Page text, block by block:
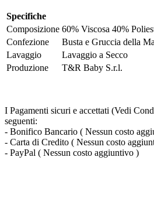
Specifiche
Composizione 60% Viscosa 40%
Confezione
Busta e Gruccia della
Lavaggio
Lavaggio a Secco
Produzione
T&R Baby S.r.l.
I Pagamenti sicuri e accettati (Vedi
seguenti:
- Bonifico Bancario ( Nessun costo
- Carta di Credito ( Nessun costo
- PayPal ( Nessun costo aggiuntivo )